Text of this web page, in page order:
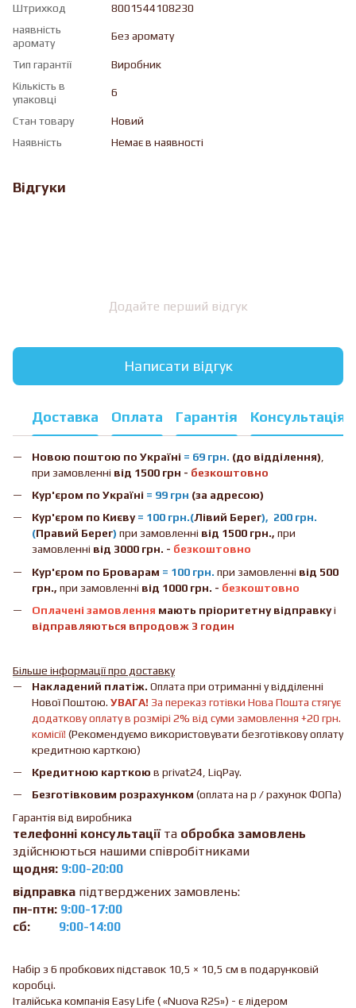
Штрихкод
8001544108230
наявність
аромату
Без аромату
Тип гарантії
Виробник
Кількість в
упаковці
6
Стан товару
Новий
Наявність
Немає в наявності
Відгуки
Додайте перший відгук
Написати відгук
Доставка Оплата Гарантія Консультація
Новою поштою по Україні = 69 грн. (до відділення)
при замовленні від 1500 грн - безкоштовно
Кур'єром по Україні = 99 грн (за адресою)
Кур'єром по Києву= 100 грн.(Лівий Берег), 200 грн.
(Правий Берег) при замовленні від 1500 грн., при
замовленні від 3000 грн. - безкоштовно
Кур'єром по Броварам = 100 грн. при замовленні від 500
грн., при замовленні від 1000 грн. - безкоштовно
Оплачені замовлення мають пріоритетну відправкуі
відправляються впродовж 3 годин
Більше інформації про доставку
Накладений платіж. Оплата при отриманні у відділенні
Нової Поштою. УВАГА! За переказ готівки Нова Пошта стягує
додаткову оплату в розмірі 2% від суми замовлення +20 грн.
комісії! (Рекомендуємо використовувати безготівкову оплату
кредитною карткою)
Кредитною карткою в privat24, LiqPay.
Безготівковим розрахунком (оплата на р / рахунок ФОПа)
Гарантія від виробника
телефонні консультації та обробка замовлень
здійснюються нашими співробітниками
щодня: 9:00-20:00
відправка підтверджених замовлень:
пн-птн: 9:00-17:00
сб:
9:00-14:00
Набір з 6 пробкових підставок 10,5 × 10,5 см в подарунковій
коробці.
Італійська компанія Easy Life ( «Nuova R2S») - є лідером